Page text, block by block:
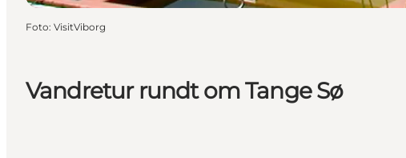
Vandretur rundt om Tange Sø
Foto: VisitViborg